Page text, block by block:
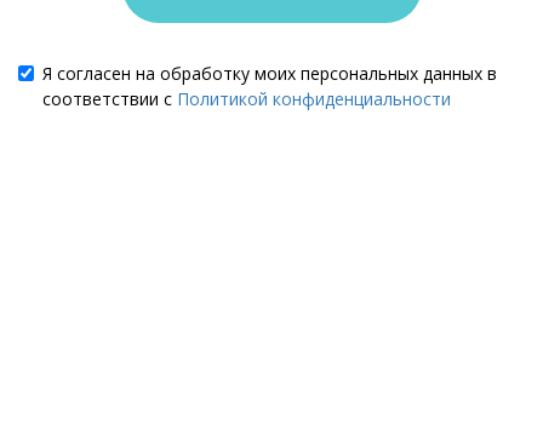
Я согласен на обработку моих персональных данных в
соответствии с Политикой конфиденциальности